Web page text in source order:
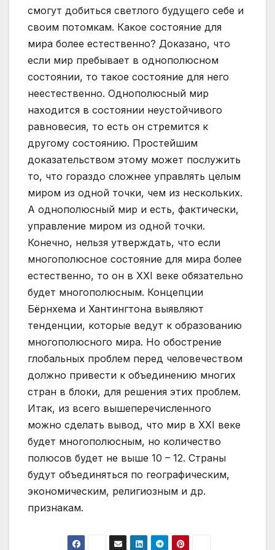
смогут добиться светлого будущего себе и
своим потомкам. Какое состояние для
мира более естественно? Доказано, что
если мир пребывает в однополюсном
состоянии, то такое состояние для него
неестественно. Однополюсный мир
находится в состоянии неустойчивого
равновесия, то есть он стремится к
другому состоянию. Простейшим
доказательством этому может послужить
то, что гораздо сложнее управлять целым
миром из одной точки, чем из нескольких.
А однополюсный мир и есть, фактически,
управление миром из одной точки.
Конечно, нельзя утверждать, что если
многополюсное состояние для мира более
естественно, то он в ХХI веке обязательно
будет многополюсным. Концепции
Бёрнхема и Хантингтона выявляют
тенденции, которые ведут к образованию
многополюсного мира. Но обострение
глобальных проблем перед человечеством
должно привести к объединению многих
стран в блоки, для решения этих проблем.
Итак, из всего вышеперечисленного
можно сделать вывод, что мир в XXI веке
будет многополюсным, но количество
полюсов будет не выше 10 – 12. Страны
будут объединяться по географическим,
экономическим, религиозным и др.
признакам.